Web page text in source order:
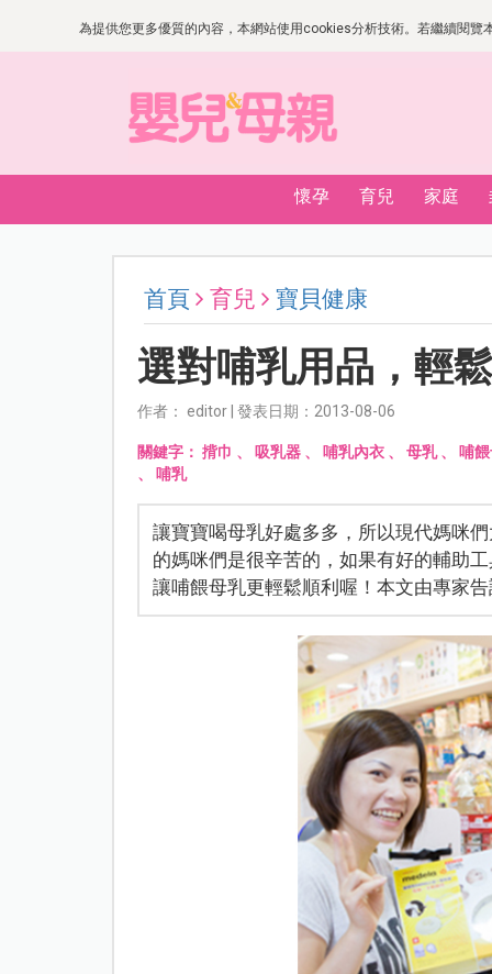
為提供您更多優質的內容，本網站使用cookies分析技術。若繼續閱
懷孕 育兒 家庭
首頁 育兒 寶貝健康
選對哺乳用品，輕
作者： editor | 發表日期：2013-08-06
關鍵字： 揹巾 、 吸乳器、 哺乳內衣、 母乳、
哺
、
哺乳
讓寶寶喝母乳好處多多，所以現代媽咪
的媽咪們是很辛苦的，如果有好的輔助
讓哺餵母乳更輕鬆順利喔！本文由專家